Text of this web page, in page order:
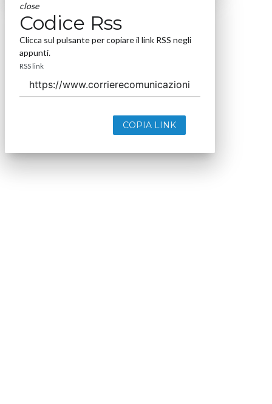
close
Codice Rss
Clicca sul pulsante per copiare il link RSS negli
appunti.
RSS link
COPIA LINK